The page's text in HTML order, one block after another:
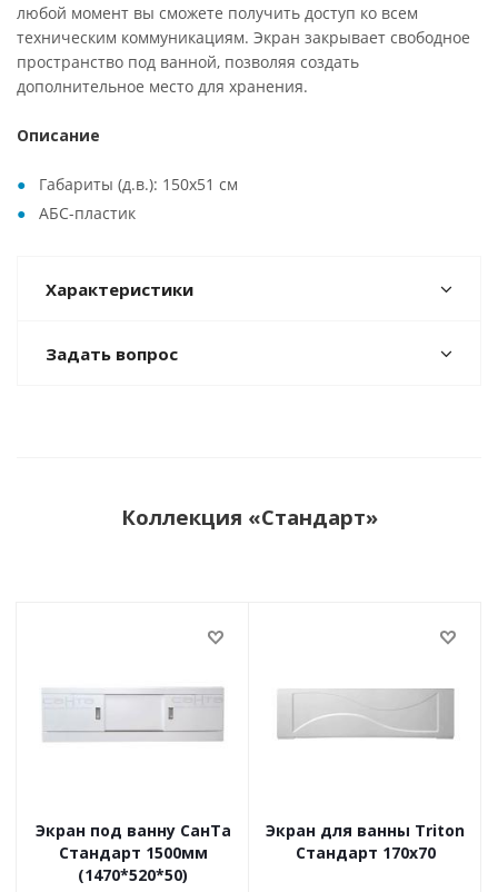
любой момент вы сможете получить доступ ко всем
техническим коммуникациям. Экран закрывает свободное
пространство под ванной, позволяя создать
дополнительное место для хранения.
Описание
Габариты (д.в.): 150x51 см
АБС-пластик
Характеристики
Задать вопрос
Коллекция «Стандарт»
Экран под ванну СанТа
Стандарт 1500мм
(1470*520*50)
Экран для ванны Triton
Стандарт 170х70